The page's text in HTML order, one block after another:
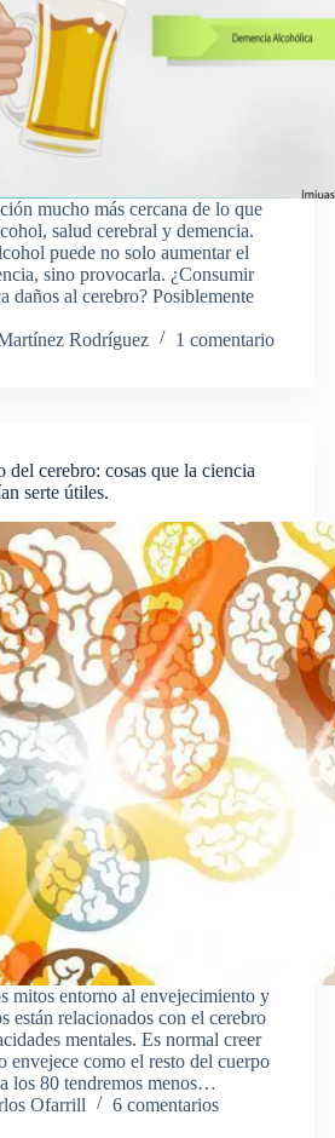
mucho más cercana de lo que
salud cerebral y demencia.
puede no solo aumentar el
sino provocarla. ¿Consumir
daños al cerebro? Posiblemente
Rodríguez
1 comentario
del cerebro: cosas que la ciencia
serte útiles.
mitos entorno al envejecimiento y
están relacionados con el cerebro
mentales. Es normal creer
envejece como el resto del cuerpo
los 80 tendremos menos…
Ofarrill
6 comentarios